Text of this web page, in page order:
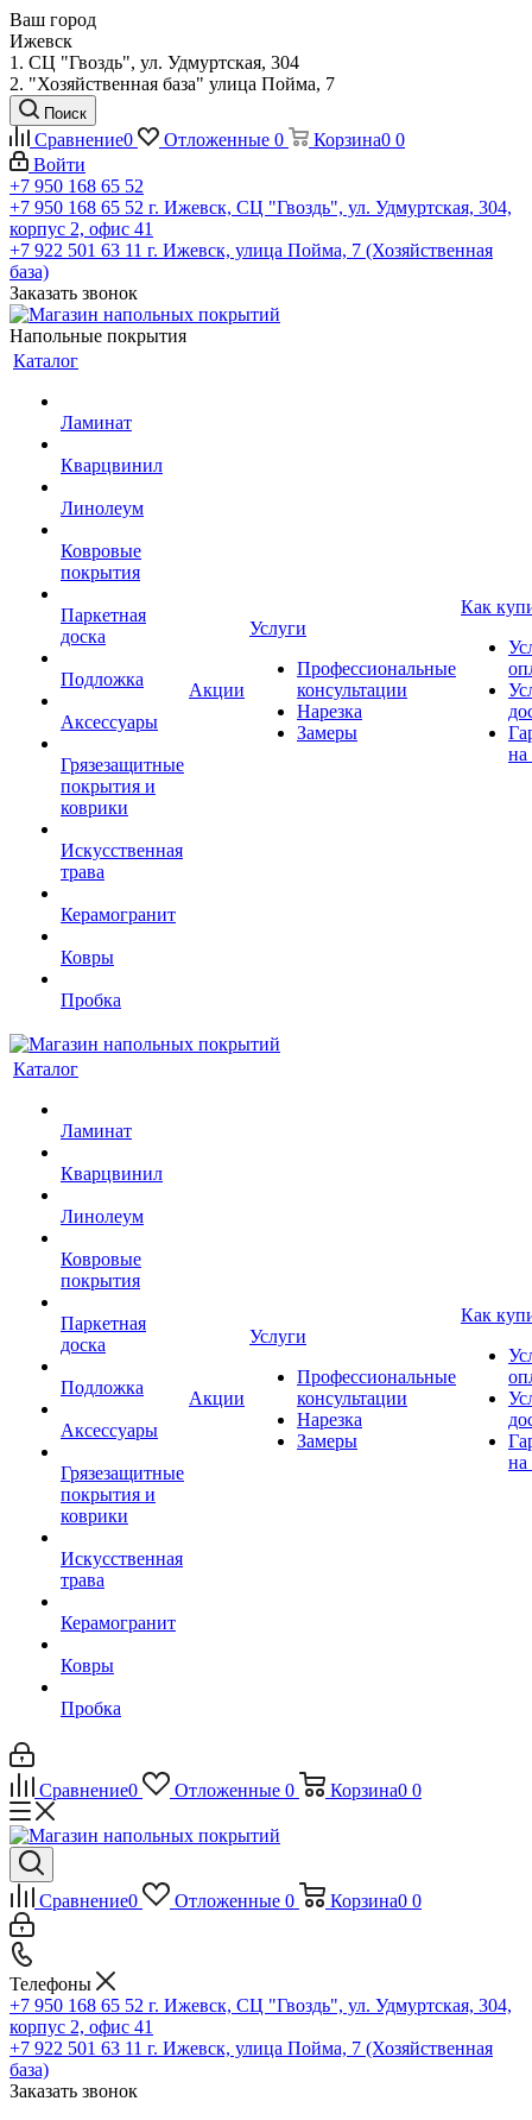
Ваш город
Ижевск
1. СЦ "Гвоздь", ул. Удмуртская, 304
2. "Хозяйственная база" улица Пойма, 7
Поиск
Сравнение0 Отложенные 0 Корзина0 0
Войти
+7 950 168 65 52
+7 950 168 65 52 г. Ижевск, СЦ "Гвоздь", ул. Удмуртская, 304,
корпус 2, офис 41
+7 922 501 63 11 г. Ижевск, улица Пойма, 7 (Хозяйственная
база)
Заказать звонок
Напольные покрытия
Каталог
Ламинат
Кварцвинил
Линолеум
Ковровые
покрытия
Паркетная
доска
Подложка
Аксессуары
Грязезащитные
покрытия и
коврики
Искусственная
трава
Керамогранит
Ковры
Пробка
Акции
Услуги
Профессиональные
консультации
Нарезка
Замеры
Как
на
Каталог
Ламинат
Кварцвинил
Линолеум
Ковровые
покрытия
Паркетная
доска
Подложка
Аксессуары
Грязезащитные
покрытия и
коврики
Искусственная
трава
Керамогранит
Ковры
Пробка
Акции
Услуги
Профессиональные
консультации
Нарезка
Замеры
Как
на
Сравнение0 Отложенные 0 Корзина0 0
Сравнение0 Отложенные 0 Корзина0 0
Телефоны
+7 950 168 65 52 г. Ижевск, СЦ "Гвоздь", ул. Удмуртская, 304,
корпус 2, офис 41
+7 922 501 63 11 г. Ижевск, улица Пойма, 7 (Хозяйственная
база)
Заказать звонок